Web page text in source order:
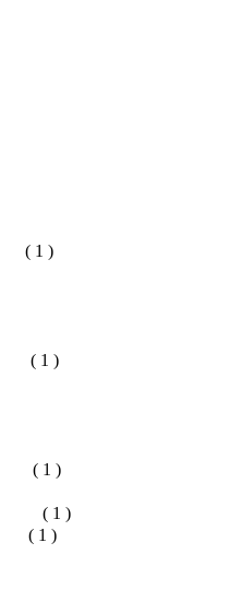
( 1 )
( 1 )
( 1 )
( 1 )
( 1 )